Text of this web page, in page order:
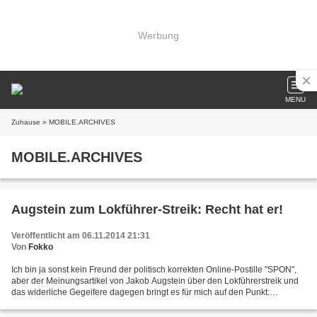
Werbung
MENU
Zuhause » MOBILE.ARCHIVES
MOBILE.ARCHIVES
Augstein zum Lokführer-Streik: Recht hat er!
Veröffentlicht am 06.11.2014 21:31
Von Fokko
Ich bin ja sonst kein Freund der politisch korrekten Online-Postille "SPON",
aber der Meinungsartikel von Jakob Augstein über den Lokführerstreik und
das widerliche Gegeifere dagegen bringt es für mich auf den Punkt: